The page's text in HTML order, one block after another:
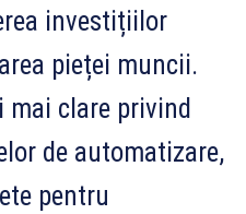
investițiilor
pieței muncii.
mai clare privind
de automatizare,
pentru